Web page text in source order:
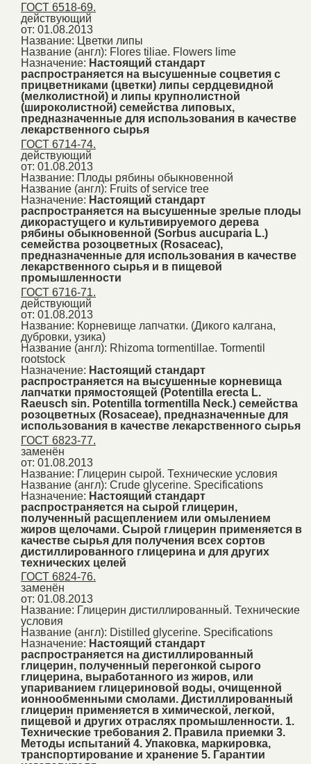
ГОСТ 6518-69.
действующий
от: 01.08.2013
Название: Цветки липы
Название (англ): Flores tiliae. Flowers lime
Назначение: Настоящий стандарт
распространяется на высушенные соцветия с
прицветниками (цветки) липы сердцевидной
(мелколистной) и липы крупнолистной
(широколистной) семейства липовых,
предназначенные для использования в качестве
лекарственного сырья
ГОСТ 6714-74.
действующий
от: 01.08.2013
Название: Плоды рябины обыкновенной
Название (англ): Fruits of service tree
Назначение: Настоящий стандарт
распространяется на высушенные зрелые плоды
дикорастущего и культивируемого дерева
рябины обыкновенной (Sorbus aucuparia L.)
семейства розоцветных (Rosaceac),
предназначенные для использования в качестве
лекарственного сырья и в пищевой
промышленности
ГОСТ 6716-71.
действующий
от: 01.08.2013
Название: Корневище лапчатки. (Дикого калгана,
дубровки, узика)
Название (англ): Rhizoma tormentillae. Tormentil
rootstock
Назначение: Настоящий стандарт
распространяется на высушенные корневища
лапчатки прямостоящей (Potentilla erecta L.
Raeusch sin. Potentilla tormentilla Neck.) семейства
розоцветных (Rosaceae), предназначенные для
использования в качестве лекарственного сырья
ГОСТ 6823-77.
заменён
от: 01.08.2013
Название: Глицерин сырой. Технические условия
Название (англ): Crude glycerine. Specifications
Назначение: Настоящий стандарт
распространяется на сырой глицерин,
полученный расщеплением или омылением
жиров щелочами. Сырой глицерин применяется в
качестве сырья для получения всех сортов
дистиллированного глицерина и для других
технических целей
ГОСТ 6824-76.
заменён
от: 01.08.2013
Название: Глицерин дистиллированный. Технические
условия
Название (англ): Distilled glycerine. Specifications
Назначение: Настоящий стандарт
распространяется на дистиллированный
глицерин, полученный перегонкой сырого
глицерина, выработанного из жиров, или
упариванием глицериновой воды, очищенной
ионнообменными смолами. Дистиллированный
глицерин применяется в химической, легкой,
пищевой и других отраслях промышленности. 1.
Технические требования 2. Правила приемки 3.
Методы испытаний 4. Упаковка, маркировка,
транспортирование и хранение 5. Гарантии